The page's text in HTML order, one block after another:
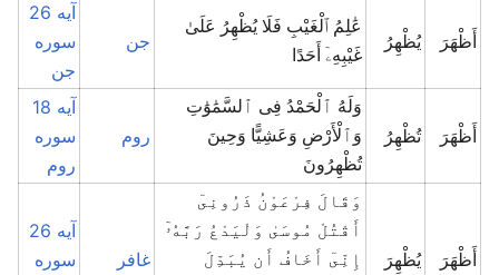
أَظْهَرَ يُظْهِرُ
عَٰلِمُ ٱلْغَيْبِ فَلَا يُظْهِرُ عَلَىٰ
غَيْبِهِۦٓ أَحَدًا
جن
آیه 26
سوره
جن
أَظْهَرَ تُظْهِرُ
وَلَهُ ٱلْحَمْدُ فِى ٱلسَّمَٰوَٰتِ
وَٱلْأَرْضِ وَعَشِيًّا وَحِينَ
تُظْهِرُونَ
روم
آیه 18
سوره
روم
أَظْهَرَ يُظْهِرَ
وَقَالَ فِرْعَوْنُ ذَرُونِىٓ
أَقْتُلْ مُوسَىٰ وَلْيَدْعُ رَبَّهُۥٓ
إِنِّىٓ أَخَافُ أَن يُبَدِّلَ
غافر
آیه 26
سوره